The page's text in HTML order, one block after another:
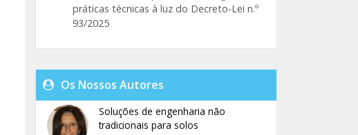
práticas técnicas à luz do Decreto-Lei n.º
93/2025
Os Nossos Autores
Soluções de engenharia não
tradicionais para solos